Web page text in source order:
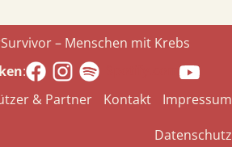
– Menschen mit Krebs
:
& Partner Kontakt
Impressum
Datenschutz